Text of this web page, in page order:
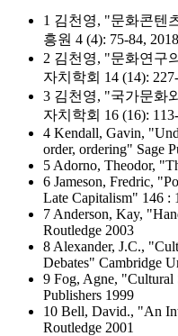
1 김천영, "문화콘텐
흥원 4 (4): 75-84, 2018
2 김천영, "문화연구
자치학회 14 (14):
3 김천영, "국가문화
자치학회 16 (16):
4 Kendall, Gavin,
order, ordering" Sage
5 Adorno, Theodor,
6 Jameson, Fredric,
Late Capitalism" 146 :
7 Anderson, Kay,
Routledge 2003
8 Alexander, J.C.,
Debates" Cambridge
9 Fog, Agne,
Publishers 1999
10 Bell, David., "An
Routledge 2001